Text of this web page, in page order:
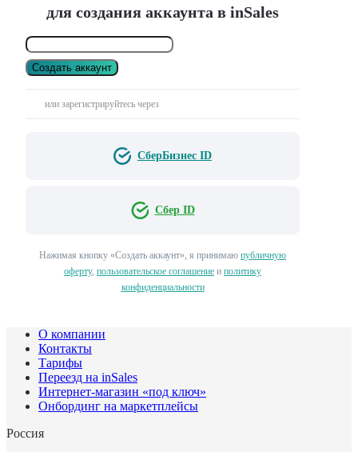
для создания аккаунта в inSales
Создать аккаунт
или зарегистрируйтесь через
СберБизнес ID
Сбер ID
Нажимая кнопку «Создать аккаунт», я принимаю публичную
оферту, пользовательское соглашение и политику
конфиденциальности
О компании
Контакты
Тарифы
Переезд на inSales
Интернет-магазин «под ключ»
Онбординг на маркетплейсы
Россия